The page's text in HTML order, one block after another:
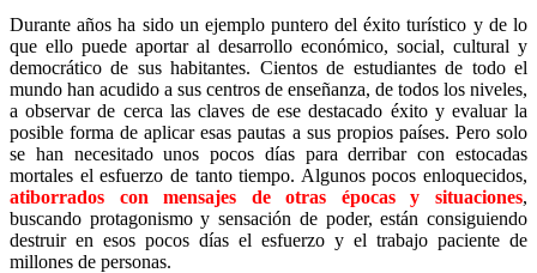
Durante años ha sido un ejemplo puntero del éxito turístico y de lo
que ello puede aportar al desarrollo económico, social, cultural y
democrático de sus habitantes. Cientos de estudiantes de todo el
mundo han acudido a sus centros de enseñanza, de todos los niveles,
a observar de cerca las claves de ese destacado éxito y evaluar la
posible forma de aplicar esas pautas a sus propios países. Pero solo
se han necesitado unos pocos días para derribar con estocadas
mortales el esfuerzo de tanto tiempo. Algunos pocos enloquecidos,
atiborrados con mensajes de otras épocas y situaciones,
buscando protagonismo y sensación de poder, están consiguiendo
destruir en esos pocos días el esfuerzo y el trabajo paciente de
millones de personas.